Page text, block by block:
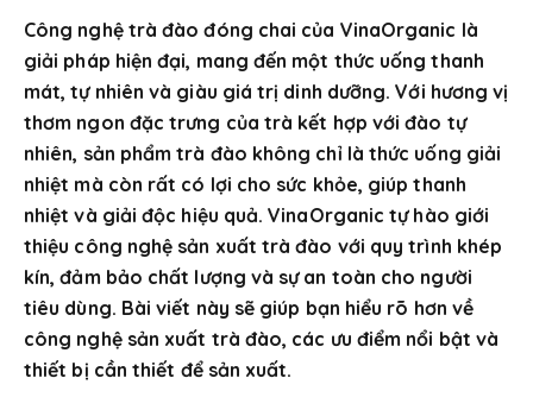
Công nghệ trà đào đóng chai của VinaOrganic là
giải pháp hiện đại, mang đến một thức uống thanh
mát, tự nhiên và giàu giá trị dinh dưỡng. Với hương vị
thơm ngon đặc trưng của trà kết hợp với đào tự
nhiên, sản phẩm trà đào không chỉ là thức uống giải
nhiệt mà còn rất có lợi cho sức khỏe, giúp thanh
nhiệt và giải độc hiệu quả. VinaOrganic tự hào giới
thiệu công nghệ sản xuất trà đào với quy trình khép
kín, đảm bảo chất lượng và sự an toàn cho người
tiêu dùng. Bài viết này sẽ giúp bạn hiểu rõ hơn về
công nghệ sản xuất trà đào, các ưu điểm nổi bật và
thiết bị cần thiết để sản xuất.